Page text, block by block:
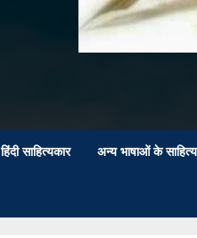
हिंदी साहित्यकार अन्य भाषाओं के